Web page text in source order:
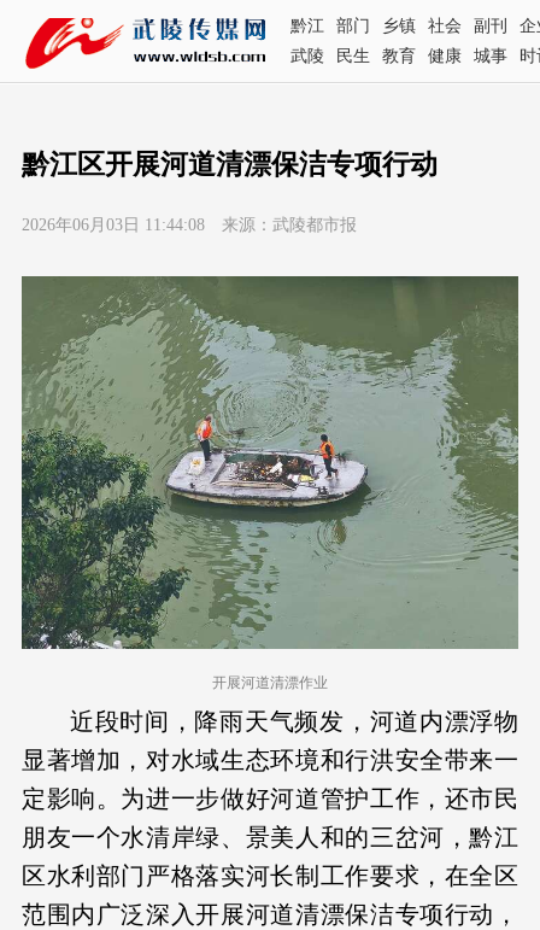
黔江 部门 乡镇 社会 副刊
企
武陵
民生 教育 健康 城事 时
黔江区开展河道清漂保洁专项行动
2026年06月03日 11:44:08 来源：武陵都市报
开展河道清漂作业
近段时间，降雨天气频发，河道内漂浮物
显著增加，对水域生态环境和行洪安全带来一
定影响。为进一步做好河道管护工作，还市民
朋友一个水清岸绿、景美人和的三岔河，黔江
区水利部门严格落实河长制工作要求，在全区
范围内广泛深入开展河道清漂保洁专项行动，